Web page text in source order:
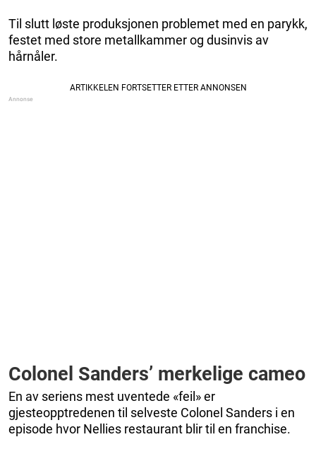
Til slutt løste produksjonen problemet med en parykk,
festet med store metallkammer og dusinvis av
hårnåler.
Colonel Sanders’ merkelige cameo
En av seriens mest uventede «feil» er
gjesteopptredenen til selveste Colonel Sanders i en
episode hvor Nellies restaurant blir til en franchise.